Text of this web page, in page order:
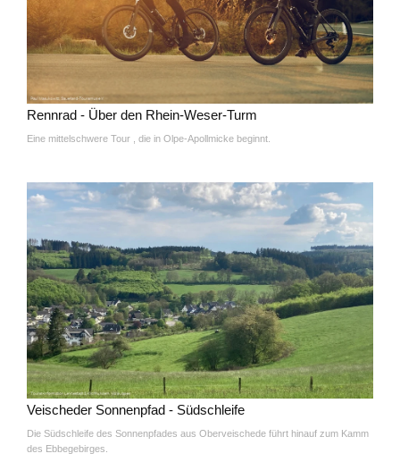
Rennrad - Über den Rhein-Weser-Turm
Eine mittelschwere Tour , die in Olpe-Apollmicke beginnt.
Veischeder Sonnenpfad - Südschleife
Die Südschleife des Sonnenpfades aus Oberveischede führt hinauf zum Kamm
des Ebbegebirges.